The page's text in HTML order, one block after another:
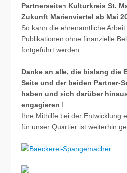
Partnerseiten Kulturkreis St.
Zukunft Marienviertel ab Mai
So kann die ehrenamtliche
Publikationen ohne finanzielle
fortgeführt werden.
Danke an alle, die bislang die
Seite und der beiden Partner-
haben und sich darüber
engagieren !
Ihre Mithilfe bei der Entwicklung
für unser Quartier ist weiterhin